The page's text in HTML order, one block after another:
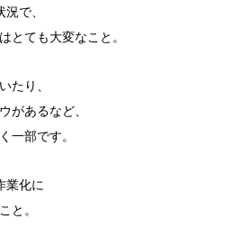
で、
とても大変なこと。
たり、
があるなど、
一部です。
業化に
と。